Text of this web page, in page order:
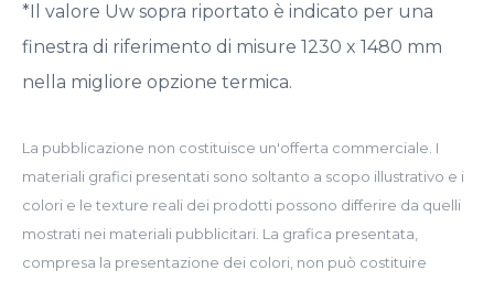
*Il valore Uw sopra riportato è indicato per una
finestra di riferimento di misure 1230 x 1480 mm
nella migliore opzione termica.
La pubblicazione non costituisce un'offerta commerciale. I
materiali grafici presentati sono soltanto a scopo illustrativo e i
colori e le texture reali dei prodotti possono differire da quelli
mostrati nei materiali pubblicitari. La grafica presentata,
compresa la presentazione dei colori, non può costituire